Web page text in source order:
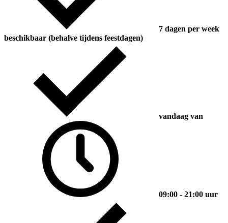
7 dagen per week
beschikbaar (behalve tijdens feestdagen)
vandaag van
09:00 - 21:00 uur